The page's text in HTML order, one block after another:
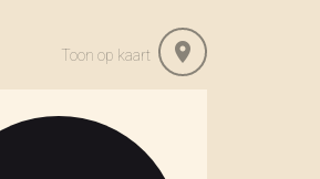
Toon op kaart